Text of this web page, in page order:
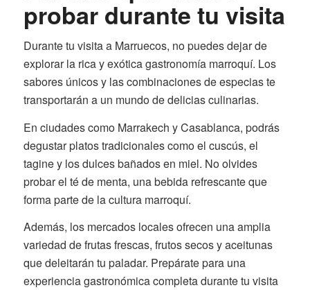
probar durante tu visita
Durante tu visita a Marruecos, no puedes dejar de
explorar la rica y exótica gastronomía marroquí. Los
sabores únicos y las combinaciones de especias te
transportarán a un mundo de delicias culinarias.
En ciudades como Marrakech y Casablanca, podrás
degustar platos tradicionales como el cuscús, el
tagine y los dulces bañados en miel. No olvides
probar el té de menta, una bebida refrescante que
forma parte de la cultura marroquí.
Además, los mercados locales ofrecen una amplia
variedad de frutas frescas, frutos secos y aceitunas
que deleitarán tu paladar. Prepárate para una
experiencia gastronómica completa durante tu visita